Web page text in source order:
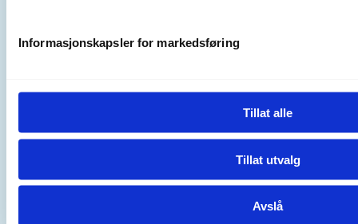
Informasjonskapsler for markedsføring
Tillat alle
Tillat utvalg
Avslå